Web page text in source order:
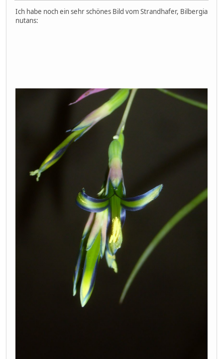
Ich habe noch ein sehr schönes Bild vom Strandhafer, Bilbergia
nutans: